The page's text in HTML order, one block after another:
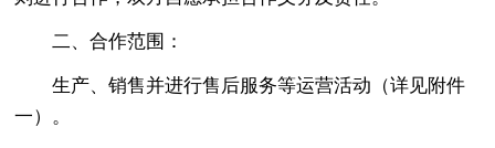
二、合作范围：
生产、销售并进行售后服务等运营活动（详见附件
一）。